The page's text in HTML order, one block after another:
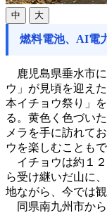
中 大
燃料電池、AI電
鹿児島県垂水市に
ウ」が見頃を迎え
本イチョウ祭り」
る。黄色く色づい
メラを手に訪れて
ウを楽しむこともで
イチョウは約１
ら受け継いだ山に
地ながら、今では
同県南九州市か